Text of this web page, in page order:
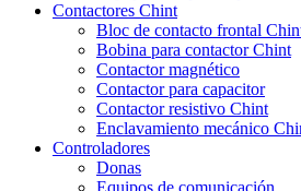
Contactores Chint
Bloc de contacto frontal
Bobina para contactor Chint
Contactor magnético
Contactor para capacitor
Contactor resistivo Chint
Enclavamiento mecánico
Controladores
Donas
Equipos de comunicación